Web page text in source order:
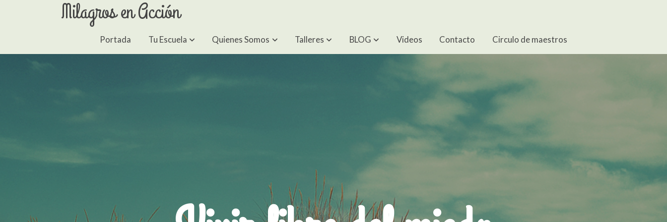
Milagros en Acción
Portada Tu Escuela Quienes Somos Talleres BLOG Videos Contacto Circulo de maestros